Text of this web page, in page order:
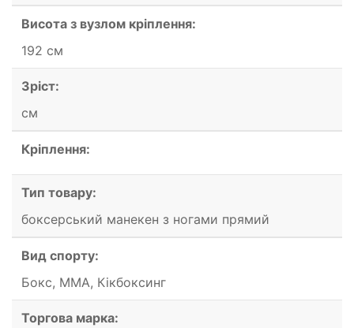
Висота з вузлом кріплення:
192 см
Зріст:
см
Кріплення:
Тип товару:
боксерський манекен з ногами прямий
Вид спорту:
Бокс, ММА, Кікбоксинг
Торгова марка: